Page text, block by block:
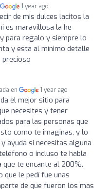
1 year ago
de mis dulces lacitos la
es maravillosa la he
para regalo y siempre lo
y esta al mínimo detalle
precioso
en 1 year ago
el mejor sitio para
necesites y tener
para las personas que
como te imaginas, y lo
ayuda si necesitas alguna
o incluso te habla
te encante al 200%.
que le pedí fue unas
de que fueron los mas